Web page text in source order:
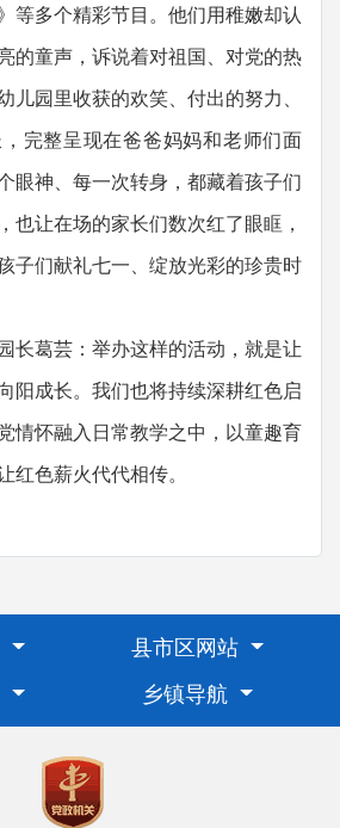
等多个精彩节目。他们用稚嫩却认
的童声，诉说着对祖国、对党的热
儿园里收获的欢笑、付出的努力、
完整呈现在爸爸妈妈和老师们面
眼神、每一次转身，都藏着孩子们
也让在场的家长们数次红了眼眶，
子们献礼七一、绽放光彩的珍贵时
葛芸：举办这样的活动，就是让
阳成长。我们也将持续深耕红色启
情怀融入日常教学之中，以童趣育
红色薪火代代相传。
县市区网站
乡镇导航